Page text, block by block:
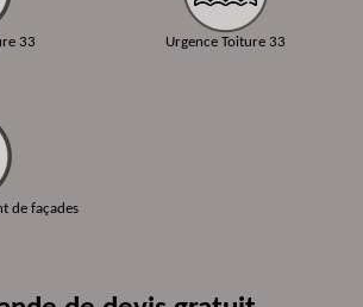
33
de façades
Urgence Toiture 33